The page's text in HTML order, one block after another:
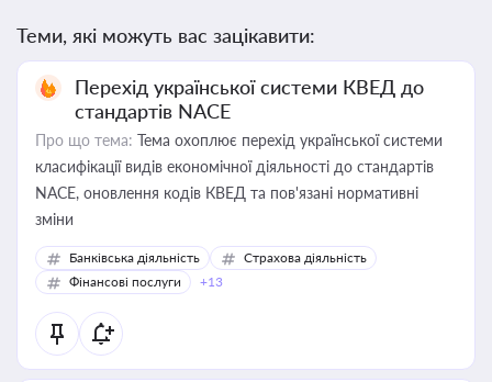
Теми, які можуть вас зацікавити:
Перехід української системи КВЕД до
стандартів NACE
Про що тема: Тема охоплює перехід української системи
класифікації видів економічної діяльності до стандартів
NACE, оновлення кодів КВЕД та пов'язані нормативні
зміни
Банківська діяльність
Страхова діяльність
Фінансові послуги
+13